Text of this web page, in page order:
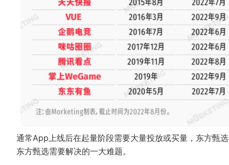
通常App上线后在起量阶段需要大量投放或买量，东方甄
东方甄选需要解决的一大难题。